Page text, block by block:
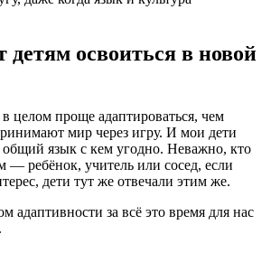
детям освоиться в новой
целом проще адаптироваться, чем
мир через игру. И мои дети
общий язык с кем угодно. Неважно, кто
— ребёнок, учитель или сосед, если
дети тут же отвечали этим же.
за всё это время для нас
.